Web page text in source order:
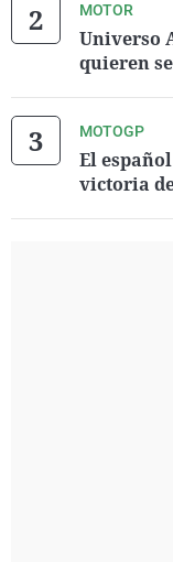
MOTOR
Universo
quieren
MOTOGP
El
victoria